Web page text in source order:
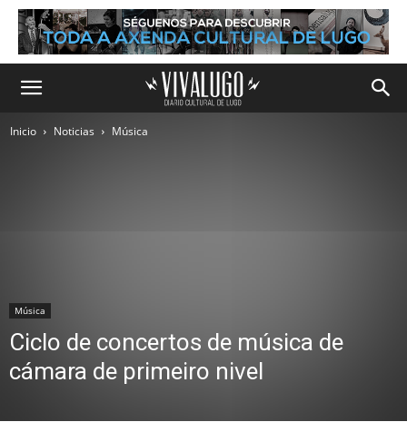
Inicio Noticias Música
Música
Ciclo de concertos de música de
cámara de primeiro nivel